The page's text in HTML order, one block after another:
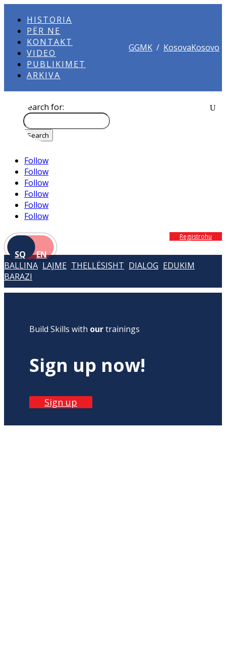
HISTORIA
PËR NE
KONTAKT
VIDEO
PUBLIKIMET
ARKIVA
GGMK / KosovaKosovo
Search for:
Follow
Follow
Follow
Follow
Follow
Follow
SQ EN
Regjistrohu
BALLINA LAJME THELLËSISHT DIALOG EDUKIM
BARAZI
Build Skills with ourtrainings
Sign up now!
Sign up